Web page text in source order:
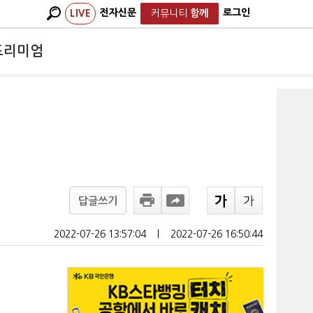
LIVE 전자신문 커뮤니티 함께 로그인
리미엄
답글쓰기
2022-07-26 13:57:04 2022-07-26 16:50:44